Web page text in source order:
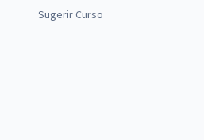
Sugerir Curso